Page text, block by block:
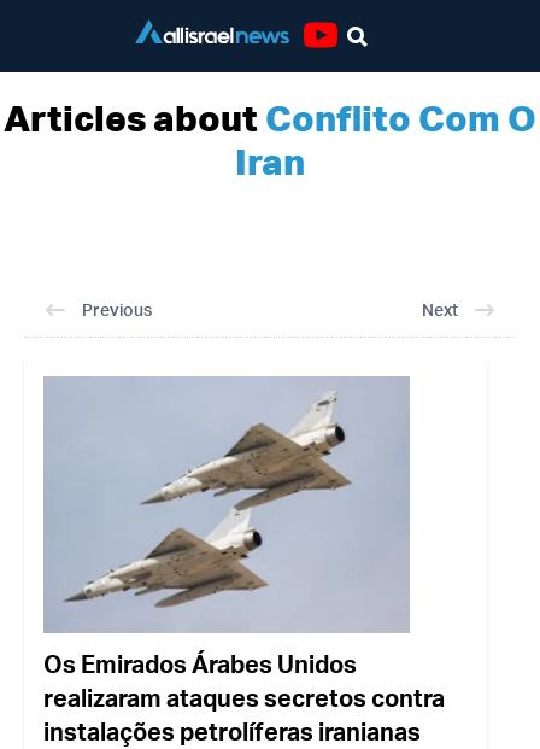
Articles aboutConflito Com O
Iran
Previous Next
Os Emirados Árabes Unidos
realizaram ataques secretos contra
instalações petrolíferas iranianas